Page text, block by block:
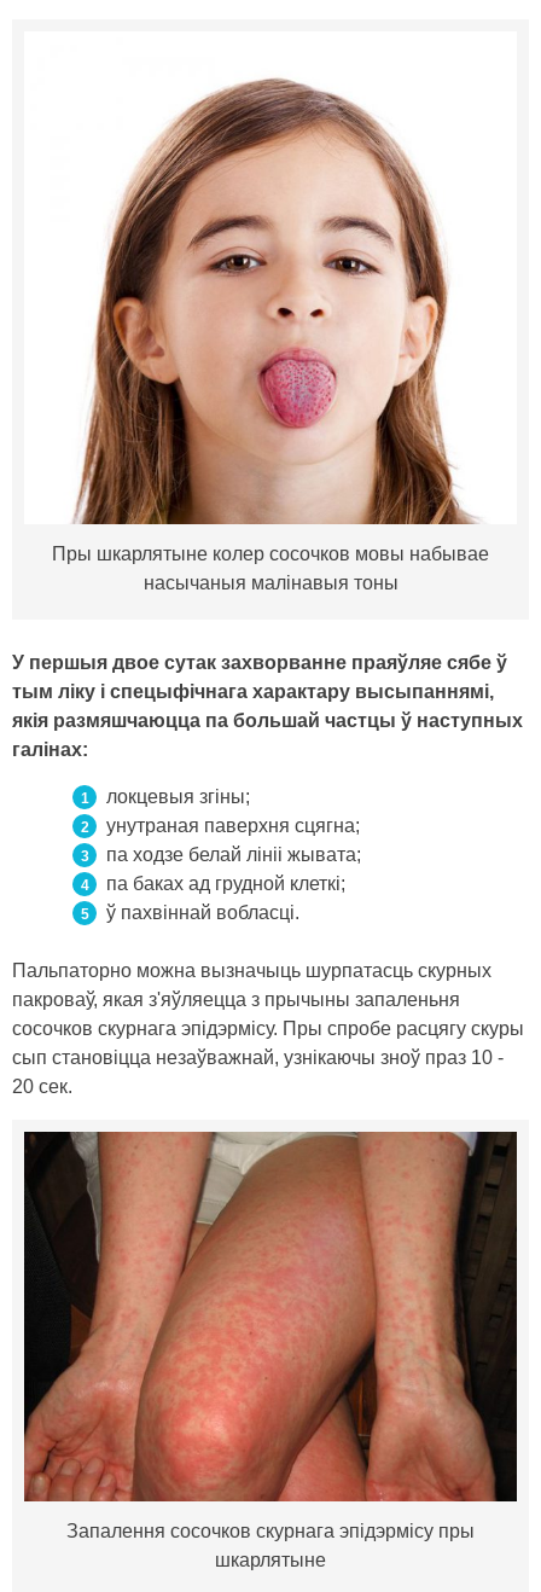
Пры шкарлятыне колер сосочков мовы набывае
насычаныя малінавыя тоны
У першыя двое сутак захворванне праяўляе сябе ў
тым ліку і спецыфічнага характару высыпаннямі,
якія размяшчаюцца па большай частцы ў наступных
галінах:
локцевыя згіны;
унутраная паверхня сцягна;
па ходзе белай лініі жывата;
па баках ад грудной клеткі;
ў пахвіннай вобласці.
Пальпаторно можна вызначыць шурпатасць скурных
пакроваў, якая з'яўляецца з прычыны запаленьня
сосочков скурнага эпідэрмісу. Пры спробе расцягу скуры
сып становіцца незаўважнай, узнікаючы зноў праз 10 -
20 сек.
Запалення сосочков скурнага эпідэрмісу пры
шкарлятыне